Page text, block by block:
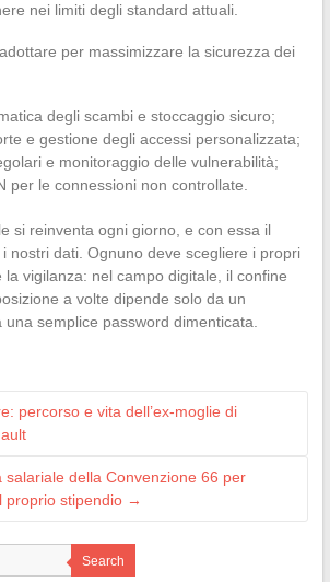
nei limiti degli standard attuali.
per massimizzare la sicurezza dei
degli scambi e stoccaggio sicuro;
e gestione degli accessi personalizzata;
e monitoraggio delle vulnerabilità;
per le connessioni non controllate.
si reinventa ogni giorno, e con essa il
nostri dati. Ognuno deve scegliere i propri
vigilanza: nel campo digitale, il confine
a volte dipende solo da un
semplice password dimenticata.
percorso e vita dell’ex-moglie di
salariale della Convenzione 66 per
proprio stipendio →
Search